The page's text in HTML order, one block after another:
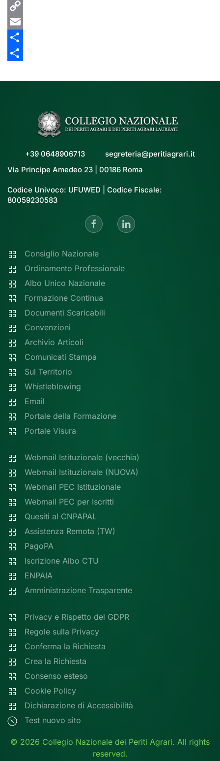
X
Copy
Link
Email
Share
+39 0648906713
segreteria@peritiagrari.it
Via Principe Amedeo 23 | 00186 Roma
Codice Univoco: UFUWED | Codice Fiscale:
80059230583
Consiglio Nazionale
Ordinamento Professionale
Albo Unico Nazionale
Formazione Continua
Documenti Scaricabili
Convenzioni
Archivio Articoli
Comunicati Stampa
Sul Territorio
Whistleblowing
Email
Portale della Formazione
Portale Visura
Webmail Istituzionale (vecchia)
Webmail Istituzionale (NUOVA)
Webmail PEC Istituzionale
Webmail PEC per Iscritti
Quesiti al CNPAPAL
Assistenza Remota (TW)
PagoPA
Iscrizione Albo CTU
ENPAIA
Amministrazione Trasparente
Privacy e Rispetto del GDPR
Regole sulla Privacy
Conferma la Richiesta
Crea la Richiesta
Consenso esteso
Cookie Policy
Dichiarazione di Accessibilità
Test nuovo sito
© 2026 Collegio Nazionale dei Periti Agrari. All rights
reserved.